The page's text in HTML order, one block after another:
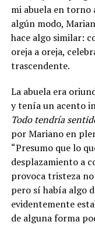
mi abuela en torno
algún modo,
hace algo similar:
oreja a oreja,
trascendente.
La abuela era
y tenía un acento
Todo tendría
por Mariano en
“Presumo que lo
desplazamiento a
provoca tristeza
pero sí había algo
evidentemente
de alguna forma